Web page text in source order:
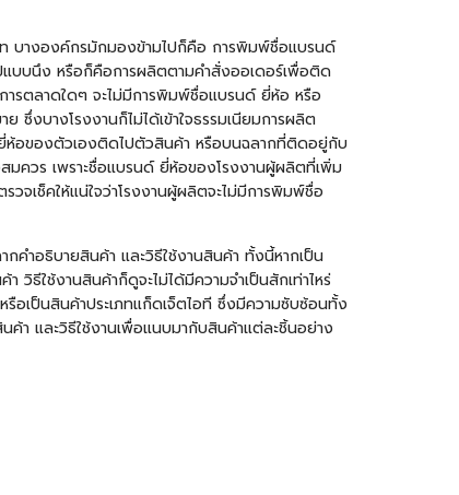
บางองค์กรมักมองข้ามไปก็คือ การพิมพ์ชื่อแบรนด์
บบนึง หรือก็คือการผลิตตามคำสั่งออเดอร์เพื่อติด
ารตลาดใดๆ จะไม่มีการพิมพ์ชื่อแบรนด์ ยี่ห้อ หรือ
งบางโรงงานก็ไม่ได้เข้าใจธรรมเนียมการผลิต
ห้อของตัวเองติดไปตัวสินค้า หรือบนฉลากที่ติดอยู่กับ
มควร เพราะชื่อแบรนด์ ยี่ห้อของโรงงานผู้ผลิตที่เพิ่ม
จเช็คให้แน่ใจว่าโรงงานผู้ผลิตจะไม่มีการพิมพ์ชื่อ
ำอธิบายสินค้า และวิธีใช้งานสินค้า ทั้งนี้หากเป็น
วิธีใช้งานสินค้าก็ดูจะไม่ได้มีความจำเป็นสักเท่าไหร่
อเป็นสินค้าประเภทแก็ดเจ็ตไอที ซึ่งมีความซับซ้อนทั้ง
า และวิธีใช้งานเพื่อแนบมากับสินค้าแต่ละชิ้นอย่าง